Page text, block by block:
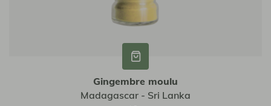
Gingembre moulu
Madagascar - Sri Lanka